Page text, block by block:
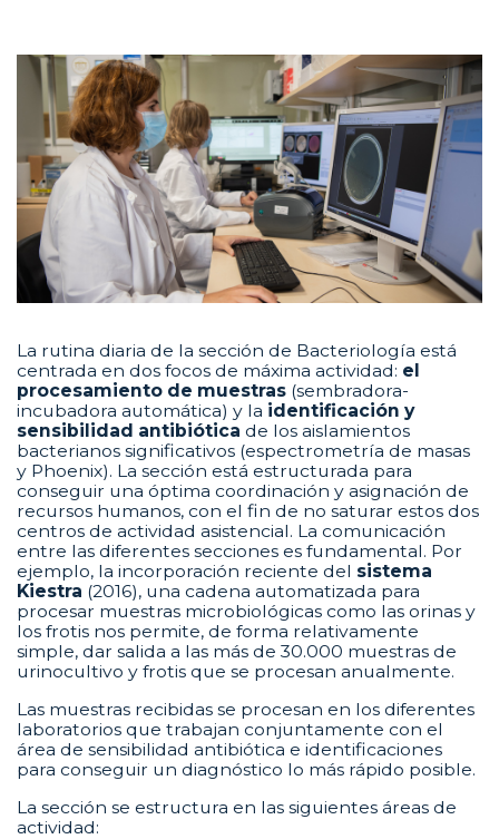
La rutina diaria de la sección de Bacteriología está
centrada en dos focos de máxima actividad: el
procesamiento de muestras (sembradora-
incubadora automática) y la identificación y
sensibilidad antibiótica de los aislamientos
bacterianos significativos (espectrometría de masas
y Phoenix). La sección está estructurada para
conseguir una óptima coordinación y asignación de
recursos humanos, con el fin de no saturar estos dos
centros de actividad asistencial. La comunicación
entre las diferentes secciones es fundamental. Por
ejemplo, la incorporación reciente del sistema
Kiestra (2016), una cadena automatizada para
procesar muestras microbiológicas como las orinas y
los frotis nos permite, de forma relativamente
simple, dar salida a las más de 30.000 muestras de
urinocultivo y frotis que se procesan anualmente.
Las muestras recibidas se procesan en los diferentes
laboratorios que trabajan conjuntamente con el
área de sensibilidad antibiótica e identificaciones
para conseguir un diagnóstico lo más rápido posible.
La sección se estructura en las siguientes áreas de
actividad: